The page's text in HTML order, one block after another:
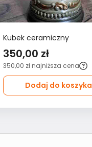
Kubek ceramiczny
350,00 zł
350,00 zł najniższa cena
Dodaj do koszyka